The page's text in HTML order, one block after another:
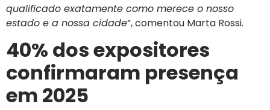
qualificado exatamente como merece o nosso
estado e a nossa cidade“, comentou Marta Rossi.
40% dos expositores
confirmaram presença
em 2025